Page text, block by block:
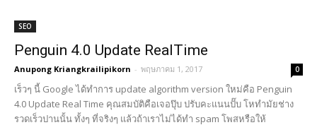
SEO
Penguin 4.0 Update RealTime
Anupong Kriangkrailipikorn - พฤษภาคม 1, 2017 0
เร็วๆ นี้ Google ได้ทำการ update algorithm version ใหม่คือ Penguin
4.0 Update Real Time คุณสมบัติคือเจอปุ๊บ ปรับคะแนนปั๊บ โหทำมัยช่าง
รวดเร็วปานนั้น ทั้งๆ ที่จริงๆ แล้วถ้าเราไม่ได้ทำ spam โพสหรือให้